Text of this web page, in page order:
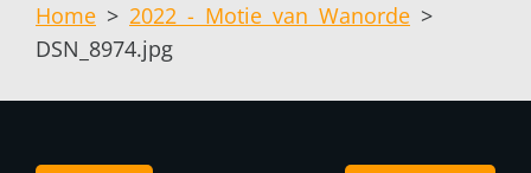
Home > 2022 - Motie van Wanorde >
DSN_8974.jpg